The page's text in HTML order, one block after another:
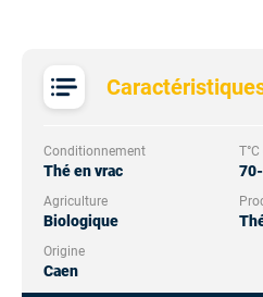
Conditionnement
Thé en vrac
Agriculture
Biologique
Origine
Caen